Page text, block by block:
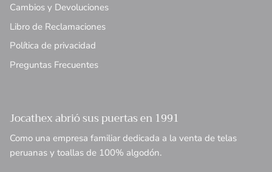
Cambios y Devoluciones
Libro de Reclamaciones
Política de privacidad
Preguntas Frecuentes
Jocathex abrió sus puertas en 1991
Como una empresa familiar dedicada a la venta de telas
peruanas y toallas de 100% algodón.